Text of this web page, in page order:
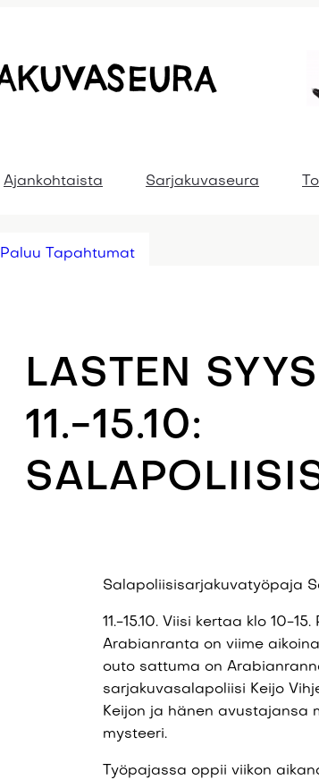
Ajankohtaista Sarjakuvaseura
Paluu Tapahtumat
LASTEN
11.-15.10:
Salapoliisisarjakuvatyöpaja
11.-15.10. Viisi kertaa klo 10-
Arabianranta on viime
outo sattuma on
sarjakuvasalapoliisi Keijo
Keijon ja hänen avustajansa
mysteeri.
Työpajassa oppii viikon